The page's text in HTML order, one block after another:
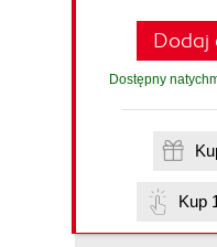
Dodaj
Dostępny
Kup